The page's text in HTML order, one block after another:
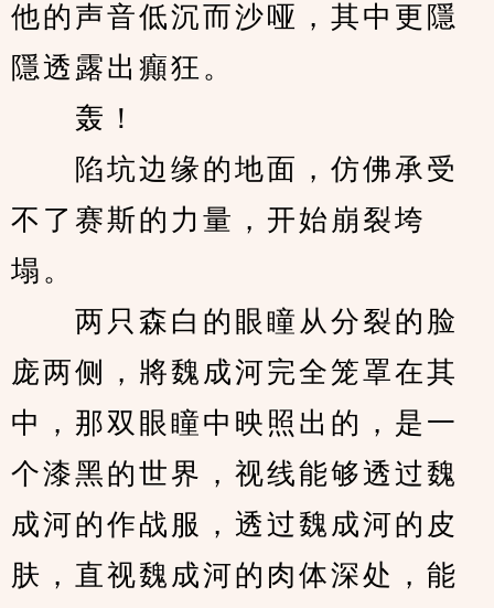
他的声音低沉而沙哑，其中更隱
隱透露出癲狂。
轰！
陷坑边缘的地面，仿佛承受
不了赛斯的力量，开始崩裂垮
塌。
两只森白的眼瞳从分裂的脸
庞两侧，將魏成河完全笼罩在其
中，那双眼瞳中映照出的，是一
个漆黑的世界，视线能够透过魏
成河的作战服，透过魏成河的皮
肤，直视魏成河的肉体深处，能